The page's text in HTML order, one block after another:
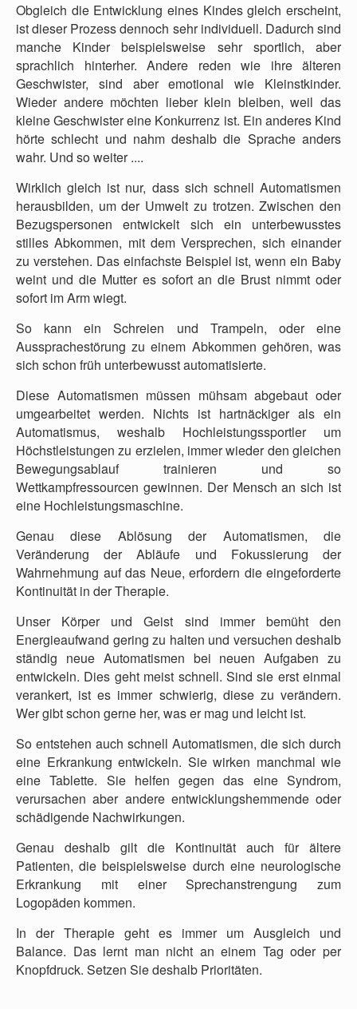
Obgleich die Entwicklung eines Kindes gleich erscheint,
ist dieser Prozess dennoch sehr individuell. Dadurch sind
manche Kinder beispielsweise sehr sportlich, aber
sprachlich hinterher. Andere reden wie ihre älteren
Geschwister, sind aber emotional wie Kleinstkinder.
Wieder andere möchten lieber klein bleiben, weil das
kleine Geschwister eine Konkurrenz ist. Ein anderes Kind
hörte schlecht und nahm deshalb die Sprache anders
wahr. Und so weiter ....
Wirklich gleich ist nur, dass sich schnell Automatismen
herausbilden, um der Umwelt zu trotzen. Zwischen den
Bezugspersonen entwickelt sich ein unterbewusstes
stilles Abkommen, mit dem Versprechen, sich einander
zu verstehen. Das einfachste Beispiel ist, wenn ein Baby
weint und die Mutter es sofort an die Brust nimmt oder
sofort im Arm wiegt.
So kann ein Schreien und Trampeln, oder eine
Aussprachestörung zu einem Abkommen gehören, was
sich schon früh unterbewusst automatisierte.
Diese Automatismen müssen mühsam abgebaut oder
umgearbeitet werden. Nichts ist hartnäckiger als ein
Automatismus, weshalb Hochleistungssportler um
Höchstleistungen zu erzielen, immer wieder den gleichen
Bewegungsablauf trainieren und so
Wettkampfressourcen gewinnen. Der Mensch an sich ist
eine Hochleistungsmaschine.
Genau diese Ablösung der Automatismen, die
Veränderung der Abläufe und Fokussierung der
Wahrnehmung auf das Neue, erfordern die eingeforderte
Kontinuität in der Therapie.
Unser Körper und Geist sind immer bemüht den
Energieaufwand gering zu halten und versuchen deshalb
ständig neue Automatismen bei neuen Aufgaben zu
entwickeln. Dies geht meist schnell. Sind sie erst einmal
verankert, ist es immer schwierig, diese zu verändern.
Wer gibt schon gerne her, was er mag und leicht ist.
So entstehen auch schnell Automatismen, die sich durch
eine Erkrankung entwickeln. Sie wirken manchmal wie
eine Tablette. Sie helfen gegen das eine Syndrom,
verursachen aber andere entwicklungshemmende oder
schädigende Nachwirkungen.
Genau deshalb gilt die Kontinuität auch für ältere
Patienten, die beispielsweise durch eine neurologische
Erkrankung mit einer Sprechanstrengung zum
Logopäden kommen.
In der Therapie geht es immer um Ausgleich und
Balance. Das lernt man nicht an einem Tag oder per
Knopfdruck. Setzen Sie deshalb Prioritäten.